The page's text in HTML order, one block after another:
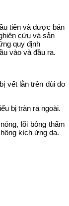
tiên và được bán
cứu và sản
quy định
vào và đầu ra.
vết lằn trên đùi do
bị tràn ra ngoài.
lõi bông thấm
kích ứng da.